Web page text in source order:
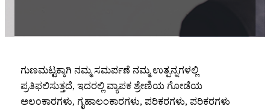
ಗುಣಮಟ್ಟಕ್ಕಾಗಿ ನಮ್ಮ ಸಮರ್ಪಣೆ ನಮ್ಮ ಉತ್ಪನ್ನಗಳಲ್ಲಿ
ಪ್ರತಿಫಲಿಸುತ್ತದೆ, ಇದರಲ್ಲಿ ವ್ಯಾಪಕ ಶ್ರೇಣಿಯ ಗೋಡೆಯ
ಅಲಂಕಾರಗಳು, ಗೃಹಾಲಂಕಾರಗಳು, ಪರಿಕರಗಳು, ಪರಿಕರಗಳು